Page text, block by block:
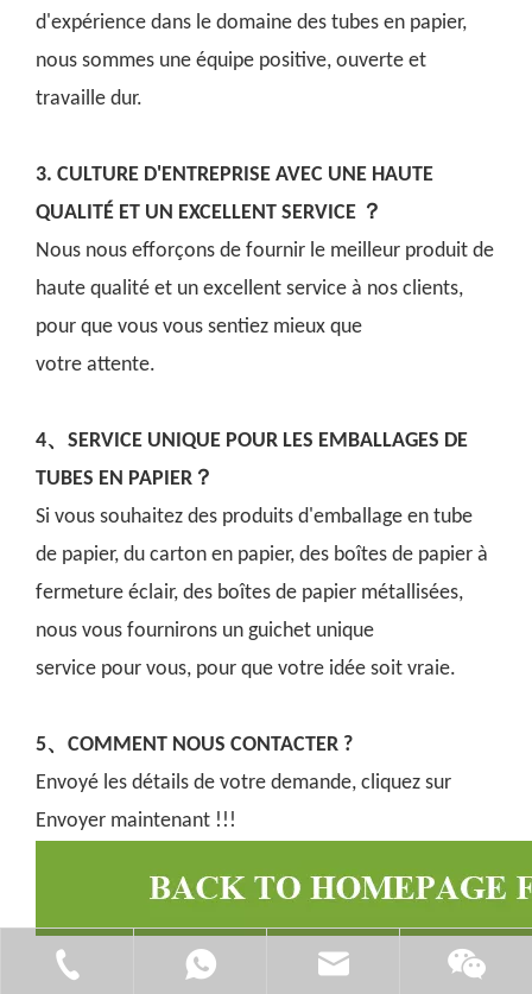
d'expérience dans le domaine des tubes en papier,
nous sommes une équipe positive, ouverte et
travaille dur.
3. CULTURE D'ENTREPRISE AVEC UNE HAUTE
QUALITÉ ET UN EXCELLENT SERVICE ？
Nous nous efforçons de fournir le meilleur produit de
haute qualité et un excellent service à nos clients,
pour que vous vous sentiez mieux que
votre attente.
4、SERVICE UNIQUE POUR LES EMBALLAGES DE
TUBES EN PAPIER？
Si vous souhaitez des produits d'emballage en tube
de papier, du carton en papier, des boîtes de papier à
fermeture éclair, des boîtes de papier métallisées,
nous vous fournirons un guichet unique
service pour vous, pour que votre idée soit vraie.
5、COMMENT NOUS CONTACTER ?
Envoyé les détails de votre demande, cliquez sur
Envoyer maintenant !!!